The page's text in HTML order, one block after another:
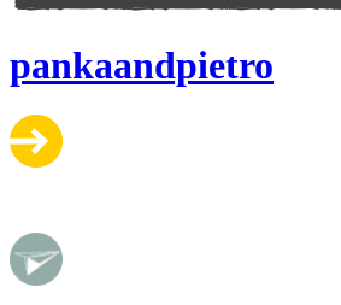
pankaandpietro